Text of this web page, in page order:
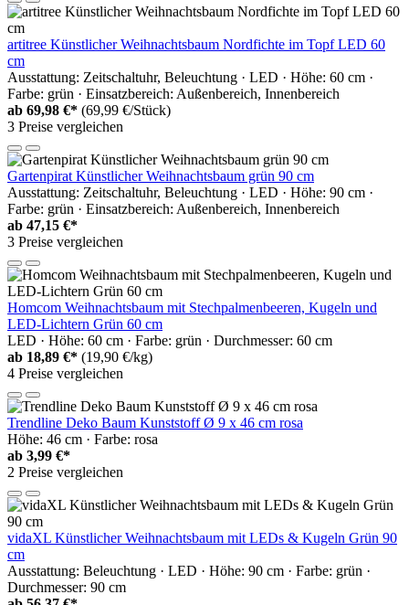
artitree Künstlicher Weihnachtsbaum Nordfichte im Topf LED 60
cm
Ausstattung: Zeitschaltuhr, Beleuchtung · LED · Höhe: 60 cm ·
Farbe: grün · Einsatzbereich: Außenbereich, Innenbereich
ab 69,98 €* (69,99 €/Stück)
3 Preise vergleichen
Gartenpirat Künstlicher Weihnachtsbaum grün 90 cm
Ausstattung: Zeitschaltuhr, Beleuchtung · LED · Höhe: 90 cm ·
Farbe: grün · Einsatzbereich: Außenbereich, Innenbereich
ab 47,15 €*
3 Preise vergleichen
Homcom Weihnachtsbaum mit Stechpalmenbeeren, Kugeln und
LED-Lichtern Grün 60 cm
LED · Höhe: 60 cm · Farbe: grün · Durchmesser: 60 cm
ab 18,89 €* (19,90 €/kg)
4 Preise vergleichen
Trendline Deko Baum Kunststoff Ø 9 x 46 cm rosa
Höhe: 46 cm · Farbe: rosa
ab 3,99 €*
2 Preise vergleichen
vidaXL Künstlicher Weihnachtsbaum mit LEDs & Kugeln Grün 90
cm
Ausstattung: Beleuchtung · LED · Höhe: 90 cm · Farbe: grün ·
Durchmesser: 90 cm